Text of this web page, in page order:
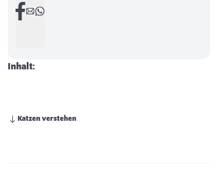
Inhalt:
Katzen verstehen